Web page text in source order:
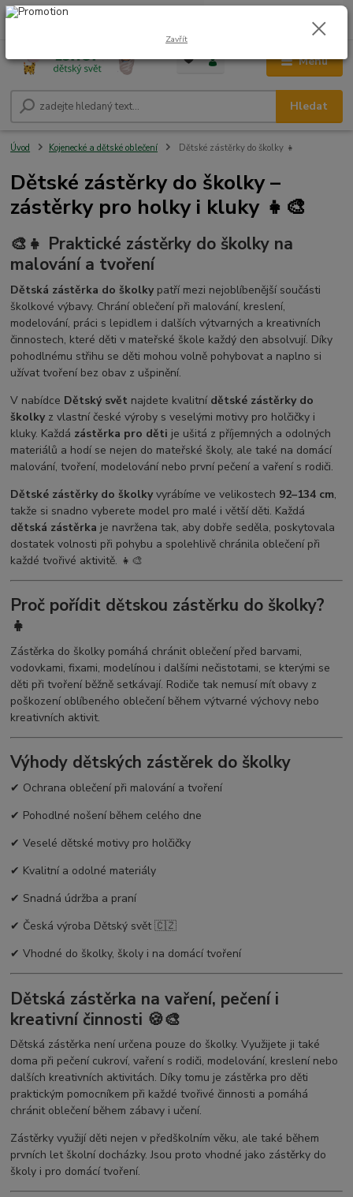
Menu
Hledat
+420 604 278 943 0,00 Kč
Úvod Kojenecké a dětské oblečení Dětské zástěrky do školky 👧
Dětské zástěrky do školky –
zástěrky pro holky i kluky 👧🎨
🎨👧 Praktické zástěrky do školky na
malování a tvoření
Dětská zástěrka do školkypatří mezi nejoblíbenější součásti
školkové výbavy. Chrání oblečení při malování, kreslení,
modelování, práci s lepidlem i dalších výtvarných a kreativních
činnostech, které děti v mateřské škole každý den absolvují. Díky
pohodlnému střihu se děti mohou volně pohybovat a naplno si
užívat tvoření bez obav z ušpinění.
V nabídce Dětský svět najdete kvalitní dětské zástěrky do
školkyz vlastní české výroby s veselými motivy pro holčičky i
kluky. Každá zástěrka pro děti je ušitá z příjemných a odolných
materiálů a hodí se nejen do mateřské školy, ale také na domácí
malování, tvoření, modelování nebo první pečení a vaření s rodiči.
Dětské zástěrky do školkyvyrábíme ve velikostech 92–134 cm,
takže si snadno vyberete model pro malé i větší děti. Každá
dětská zástěrka je navržena tak, aby dobře seděla, poskytovala
dostatek volnosti při pohybu a spolehlivě chránila oblečení při
každé tvořivé aktivitě. 👧🎨
Proč pořídit dětskou zástěrku do školky?
👧
Zástěrka do školky pomáhá chránit oblečení před barvami,
vodovkami, fixami, modelínou i dalšími nečistotami, se kterými se
děti při tvoření běžně setkávají. Rodiče tak nemusí mít obavy z
poškození oblíbeného oblečení během výtvarné výchovy nebo
kreativních aktivit.
Výhody dětských zástěrek do školky
✔ Ochrana oblečení při malování a tvoření
✔ Pohodlné nošení během celého dne
✔ Veselé dětské motivy pro holčičky
✔ Kvalitní a odolné materiály
✔ Snadná údržba a praní
✔ Česká výroba Dětský svět 🇨🇿
✔ Vhodné do školky, školy i na domácí tvoření
Dětská zástěrka na vaření, pečení i
kreativní činnosti 🍪🎨
Dětská zástěrka není určena pouze do školky. Využijete ji také
doma při pečení cukroví, vaření s rodiči, modelování, kreslení nebo
dalších kreativních aktivitách. Díky tomu je zástěrka pro děti
praktickým pomocníkem při každé tvořivé činnosti a pomáhá
chránit oblečení během zábavy i učení.
Zástěrky využijí děti nejen v předškolním věku, ale také během
prvních let školní docházky. Jsou proto vhodné jako zástěrky do
školy i pro domácí tvoření.
Zavřít